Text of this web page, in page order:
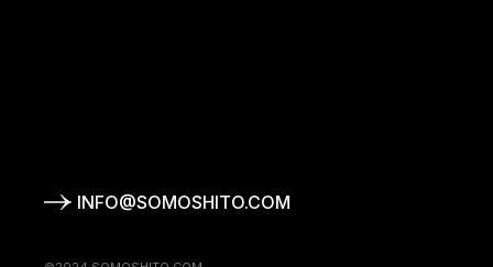
INFO@SOMOSHITO.COM